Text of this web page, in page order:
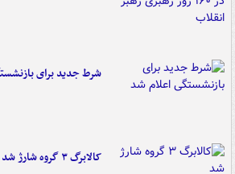
شرط جدید برای
کالابرگ ۳ گروه شارژ شد